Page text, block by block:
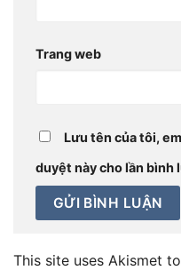
Trang web
Lưu tên của tôi,
duyệt này cho lần bình
This site uses Akismet